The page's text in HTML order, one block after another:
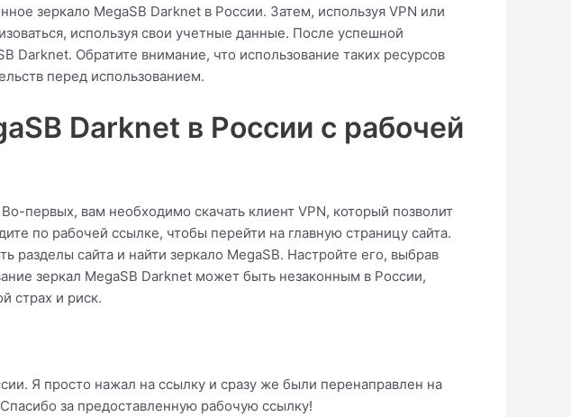
зеркало MegaSB Darknet в России. Затем, используя VPN или
используя свои учетные данные. После успешной
Darknet. Обратите внимание, что использование таких ресурсов
перед использованием.
Darknet в России с рабочей
первых, вам необходимо скачать клиент VPN, который позволит
по рабочей ссылке, чтобы перейти на главную страницу сайта.
разделы сайта и найти зеркало МegaSB. Настройте его, выбрав
зеркал MegaSB Darknet может быть незаконным в России,
страх и риск.
Я просто нажал на ссылку и сразу же были перенаправлен на
за предоставленную рабочую ссылку!